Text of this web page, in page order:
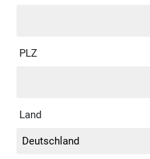
PLZ
Land